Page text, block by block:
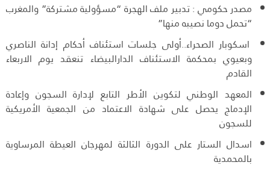
مصدر حكومي : تدبير ملف الهجرة “مسؤولية مشتركة” والمغرب
“تحمل دوما نصيبه منها”
اسكوبار الصحراء..أولى جلسات استئناف أحكام إدانة الناصري
وبعيوي بمحكمة الاستئناف الدارالبيضاء تنعقد يوم الاربعاء
القادم
المعهد الوطني لتكوين الأطر التابع لإدارة السجون وإعادة
الإدماج يحصل على شهادة الاعتماد من الجمعية الأمريكية
للسجون
اسدال الستار على الدورة الثالثة لمهرجان العيطة المرساوية
بالمحمدية